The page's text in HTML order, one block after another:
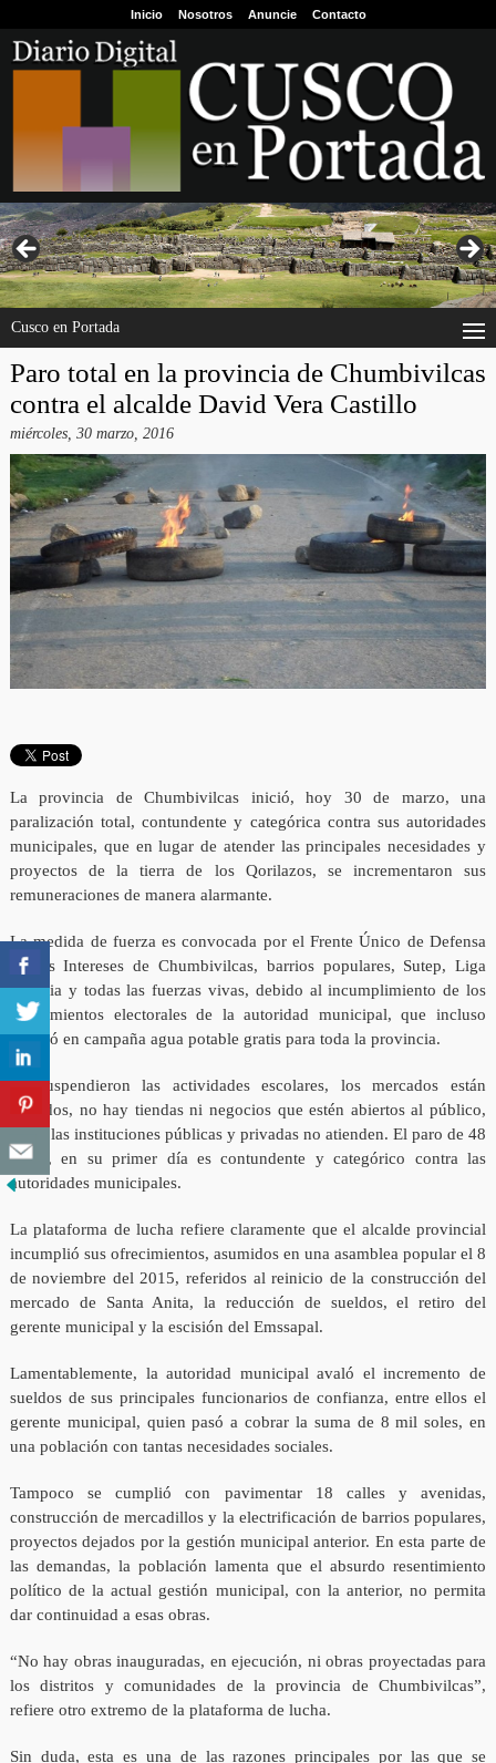
Inicio Nosotros Anuncie Contacto
Cusco en Portada
Paro total en la provincia de Chumbivilcas
contra el alcalde David Vera Castillo
miércoles, 30 marzo, 2016
La provincia de Chumbivilcas inició, hoy 30 de marzo, una
paralización total, contundente y categórica contra sus autoridades
municipales, que en lugar de atender las principales necesidades y
proyectos de la tierra de los Qorilazos, se incrementaron sus
remuneraciones de manera alarmante.
La medida de fuerza es convocada por el Frente Único de Defensa
de los Intereses de Chumbivilcas, barrios populares, Sutep, Liga
Agraria y todas las fuerzas vivas, debido al incumplimiento de los
ofrecimientos electorales de la autoridad municipal, que incluso
ofreció en campaña agua potable gratis para toda la provincia.
Se suspendieron las actividades escolares, los mercados están
cerrados, no hay tiendas ni negocios que estén abiertos al público,
todas las instituciones públicas y privadas no atienden. El paro de 48
horas, en su primer día es contundente y categórico contra las
autoridades municipales.
La plataforma de lucha refiere claramente que el alcalde provincial
incumplió sus ofrecimientos, asumidos en una asamblea popular el 8
de noviembre del 2015, referidos al reinicio de la construcción del
mercado de Santa Anita, la reducción de sueldos, el retiro del
gerente municipal y la escisión del Emssapal.
Lamentablemente, la autoridad municipal avaló el incremento de
sueldos de sus principales funcionarios de confianza, entre ellos el
gerente municipal, quien pasó a cobrar la suma de 8 mil soles, en
una población con tantas necesidades sociales.
Tampoco se cumplió con pavimentar 18 calles y avenidas,
construcción de mercadillos y la electrificación de barrios populares,
proyectos dejados por la gestión municipal anterior. En esta parte de
las demandas, la población lamenta que el absurdo resentimiento
político de la actual gestión municipal, con la anterior, no permita
dar continuidad a esas obras.
“No hay obras inauguradas, en ejecución, ni obras proyectadas para
los distritos y comunidades de la provincia de Chumbivilcas”,
refiere otro extremo de la plataforma de lucha.
Sin duda, esta es una de las razones principales por las que se